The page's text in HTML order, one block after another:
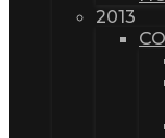
2013